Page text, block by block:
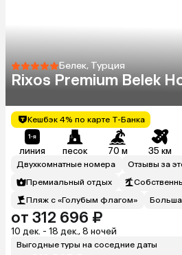
Белек, Турция
Rixos Premium Belek
Кешбэк 4% по карте Т-Банка
линия песок 70 м 35 км
Двухкомнатные номера
Отзывы за
Премиальный отдых
Пляж с «Голубым флагом»
от 312 696 ₽
10 дек. - 18 дек., 8 ночей
Выгодные туры на соседние даты